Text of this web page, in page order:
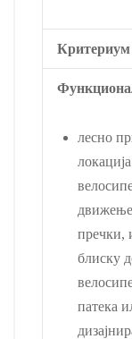
Критериум
лесно
локација
пречки,
блиску
патека